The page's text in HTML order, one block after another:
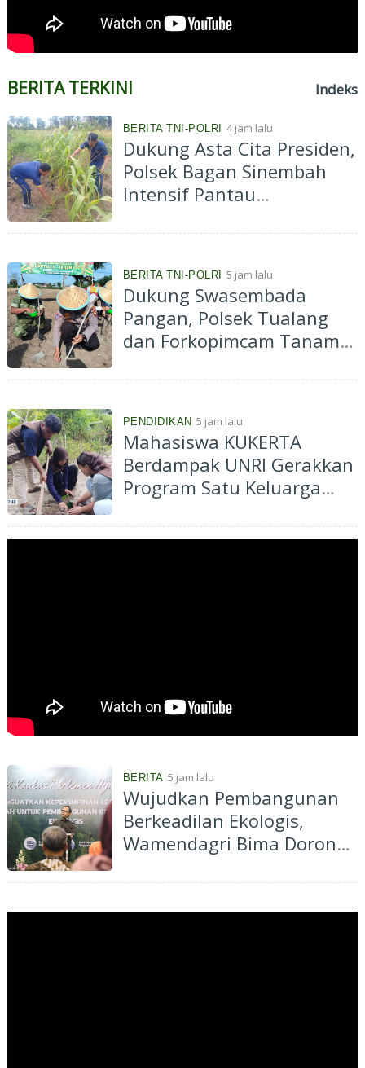
BERITA TERKINI Indeks
BERITA TNI-POLRI 4 jam lalu
Dukung Asta Cita Presiden,
Polsek Bagan Sinembah
Intensif Pantau
Program Ketahanan
BERITA TNI-POLRI 5 jam lalu
Dukung Swasembada
Pangan, Polsek Tualang
dan Forkopimcam Tanam
Abu Huroiroh
PENDIDIKAN 5 jam lalu
Mahasiswa KUKERTA
Berdampak UNRI Gerakkan
Program Satu Keluarga
Jaya
BERITA 5 jam lalu
Wujudkan Pembangunan
Berkeadilan Ekologis,
Wamendagri Bima Dorong
Kepemimpinan